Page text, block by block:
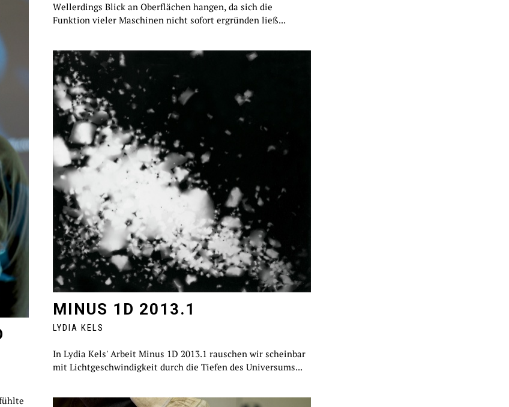
Wellerdings Blick an Oberflächen hangen, da sich die
Funktion vieler Maschinen nicht sofort ergründen ließ...
MINUS 1D 2013.1
LYDIA KELS
In Lydia Kels' Arbeit Minus 1D 2013.1 rauschen wir scheinbar
mit Lichtgeschwindigkeit durch die Tiefen des Universums...